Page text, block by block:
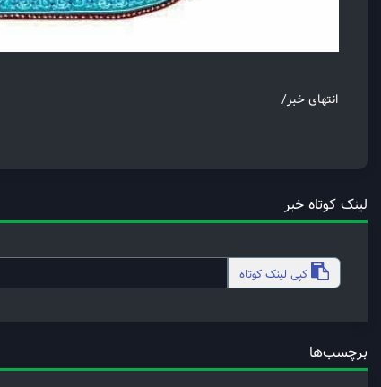
انتهای خبر/
لینک کوتاه خبر
کپی لینک کوتاه
برچسب‌ها